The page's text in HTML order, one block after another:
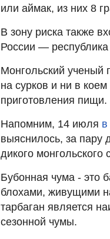
или аймак, из них 8
В зону риска также
России —
Монгольский ученый
на сурков и ни в
приготовления пищи.
Напомним, 14 июля
выяснилось, за пару
дикого монгольского
Бубонная чума - это
блохами, живущими
тарбаган является
сезонной чумы.